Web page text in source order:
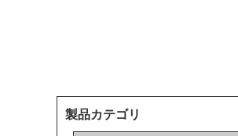
製品カテゴリ